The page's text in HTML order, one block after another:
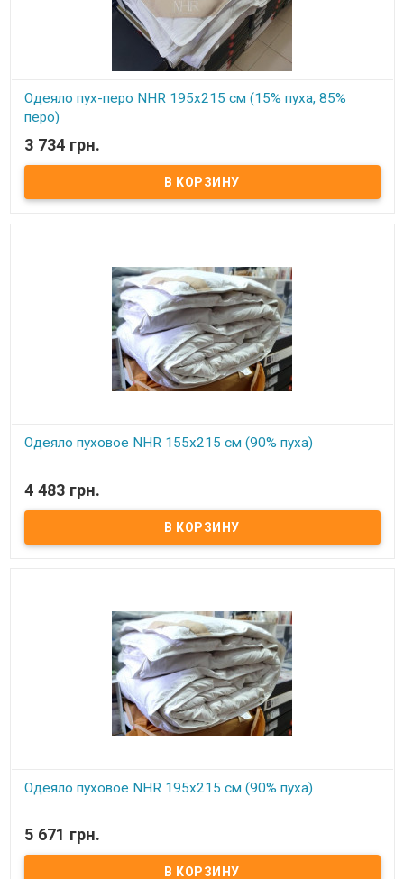
Одеяло пух-перо NHR 195x215 см (15% пуха, 85%
перо)
В наличии
Одеяло из натурального гусиного пуха Размер: 195х215 см
Состав: 15% гусиный пух, 85% кончики пера. Ткань чехла: мако
сатин, не пропускающий пух, 100% хлопок Упаковка: фирменная
3 734 грн.
Одеяло пуховое NHR 155x215 см (90% пуха)
Одеяло из натурального гусиного пуха Размер: 155х215 см
Состав: 90% гусиный пух, 10% кончики пера. Ткань чехла: мако
сатин, не пропускающий пух, 100% хлопок Упаковка: фирменная
сумка. Производитель: NHR (Турция) Одеяло очень теплое, для
осенне-зимнего периода
4 483 грн.
Одеяло пуховое NHR 195x215 см (90% пуха)
Состав: 90% гусиный пух, 10% кончики пера. Ткань чехла: мако
сатин, не пропускающий пух, 100% хлопок Упаковка: фирменная
5 671 грн.